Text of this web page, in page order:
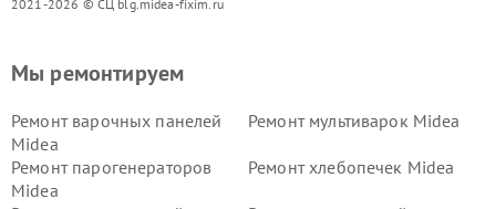
2021-2026 © СЦ blg.midea-fixim.ru
Мы ремонтируем
Ремонт варочных панелей
Midea
Ремонт мультиварок Midea
Ремонт парогенераторов
Midea
Ремонт хлебопечек Midea